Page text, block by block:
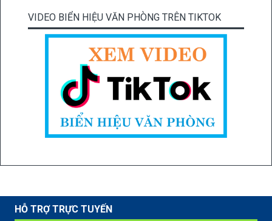
VIDEO BIỂN HIỆU VĂN PHÒNG TRÊN TIKTOK
HỖ TRỢ TRỰC TUYẾN